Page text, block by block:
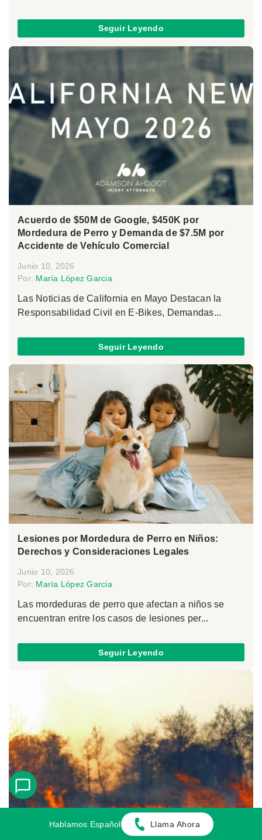
Seguir Leyendo
Acuerdo de $50M de Google, $450K por
Mordedura de Perro y Demanda de $7.5M por
Accidente de Vehículo Comercial
Junio 10, 2026
Por: María López Garcia
Las Noticias de California en Mayo Destacan la
Responsabilidad Civil en E-Bikes, Demandas...
Seguir Leyendo
Lesiones por Mordedura de Perro en Niños:
Derechos y Consideraciones Legales
Junio 10, 2026
Por: María López Garcia
Las mordeduras de perro que afectan a niños se
encuentran entre los casos de lesiones per...
Seguir Leyendo
Hablamos Español Llama Ahora